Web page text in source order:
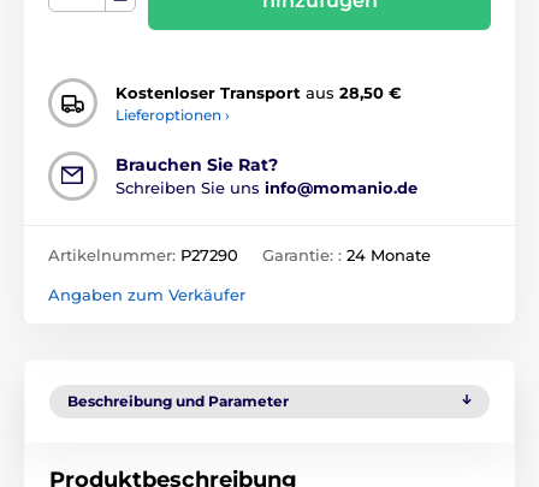
Kostenloser Transport aus 28,50 €
Lieferoptionen ›
Brauchen Sie Rat?
Schreiben Sie uns info@momanio.de
Artikelnummer: P27290 Garantie: : 24 Monate
Angaben zum Verkäufer
Beschreibung und Parameter
Produktbeschreibung